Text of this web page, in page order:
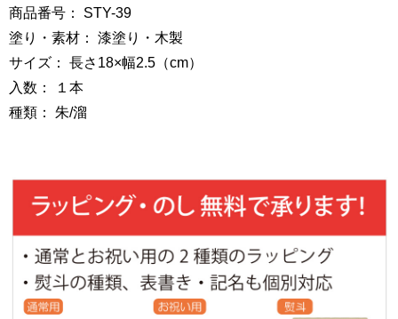
商品番号： STY-39
塗り・素材： 漆塗り・木製
サイズ： 長さ18×幅2.5（cm）
入数： １本
種類： 朱/溜